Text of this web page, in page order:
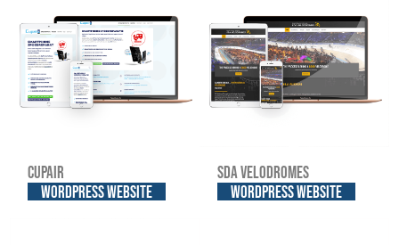
Cupair
WordPress website
SDA Velodromes
WordPress website